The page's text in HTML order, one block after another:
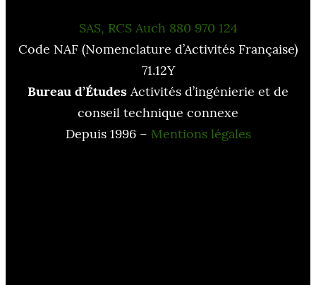
SAS, RCS Auch 880 970 124
Code NAF (Nomenclature d’Activités Française)
71.12Y
Bureau d’Études Activités d’ingénierie et de
conseil technique connexe
Depuis 1996 – Mentions légales